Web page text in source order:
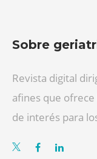
Sobre
Revista digital
afines que
de interés para